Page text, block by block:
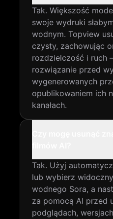
Tak. Większość
swoje wydruki
wodnym. Topview
czysty, zachowując
rozdzielczość i ruch
rozwiązanie przed
wygenerowanych
opublikowaniem ich
kanałach.
Tak. Użyj
lub wybierz
wodnego Sora, a
za pomocą AI przed
podglądach,